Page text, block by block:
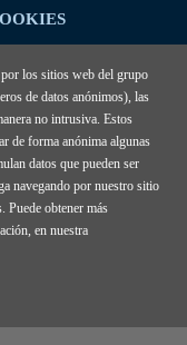
los sitios web del grupo
de datos anónimos), las
no intrusiva. Estos
de forma anónima algunas
datos que pueden ser
navegando por nuestro sitio
Puede obtener más
en nuestra